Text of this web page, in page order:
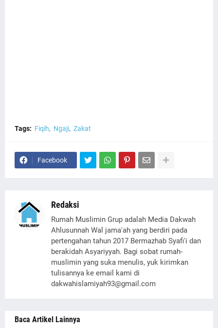
Tags: Fiqih Ngaji Zakat
Facebook
Redaksi
Rumah Muslimin Grup adalah Media Dakwah
Ahlusunnah Wal jama'ah yang berdiri pada
pertengahan tahun 2017 Bermazhab Syafi'i dan
berakidah Asyariyyah. Bagi sobat rumah-
muslimin yang suka menulis, yuk kirimkan
tulisannya ke email kami di
dakwahislamiyah93@gmail.com
Baca Artikel Lainnya